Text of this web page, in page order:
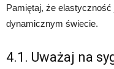
Pamiętaj, że
dynamicznym świecie.
4.1. Uważaj na